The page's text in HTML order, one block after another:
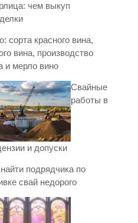
чем выкуп
сорта красного вина,
вина, производство
и мерло вино
Свайные
работы в
и допуски
подрядчика по
свай недорого